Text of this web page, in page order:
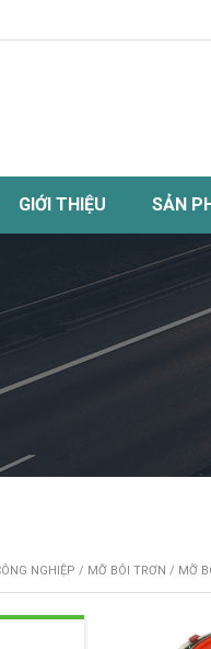
GIỚI THIỆU SẢN
NGHIỆP / MỠ BÔI TRƠN / MỠ